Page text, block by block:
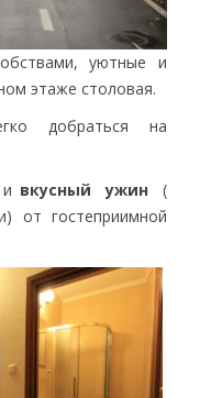
уютные и
этаже столовая.
добраться на
вкусный ужин
(
от гостеприимной